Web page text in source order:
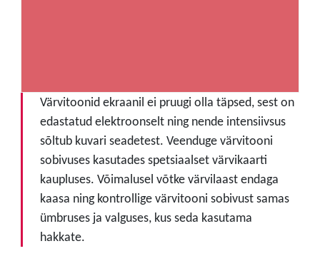
Värvitoonid ekraanil ei pruugi olla täpsed, sest on
edastatud elektroonselt ning nende intensiivsus
sõltub kuvari seadetest. Veenduge värvitooni
sobivuses kasutades spetsiaalset värvikaarti
kaupluses. Võimalusel võtke värvilaast endaga
kaasa ning kontrollige värvitooni sobivust samas
ümbruses ja valguses, kus seda kasutama
hakkate.